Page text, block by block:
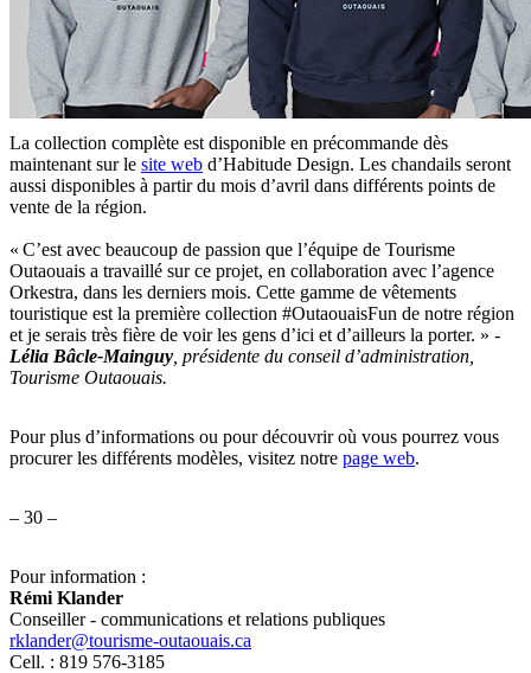
La collection complète est disponible en précommande dès
maintenant sur le site web d’Habitude Design. Les chandails seront
aussi disponibles à partir du mois d’avril dans différents points de
vente de la région.
« C’est avec beaucoup de passion que l’équipe de Tourisme
Outaouais a travaillé sur ce projet, en collaboration avec l’agence
Orkestra, dans les derniers mois. Cette gamme de vêtements
touristique est la première collection #OutaouaisFun de notre région
et je serais très fière de voir les gens d’ici et d’ailleurs la porter. » -
Lélia Bâcle-Mainguy , présidente du conseil d’administration,
Tourisme Outaouais.
Pour plus d’informations ou pour découvrir où vous pourrez vous
procurer les différents modèles, visitez notre page web.
– 30 –
Pour information :
Rémi Klander
Conseiller - communications et relations publiques
rklander@tourisme-outaouais.ca
Cell. : 819 576-3185